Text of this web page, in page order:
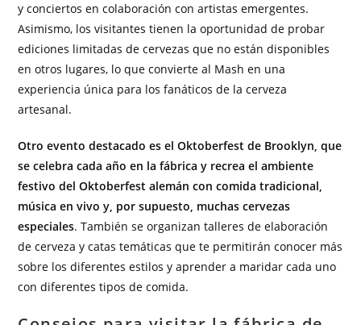
y conciertos en colaboración con artistas emergentes.
Asimismo, los visitantes tienen la oportunidad de probar
ediciones limitadas de cervezas que no están disponibles
en otros lugares, lo que convierte al Mash en una
experiencia única para los fanáticos de la cerveza
artesanal.
Otro evento destacado es el Oktoberfest de Brooklyn, que
se celebra cada año en la fábrica y recrea el ambiente
festivo del Oktoberfest alemán con comida tradicional,
música en vivo y, por supuesto, muchas cervezas
especiales. También se organizan talleres de elaboración
de cerveza y catas temáticas que te permitirán conocer más
sobre los diferentes estilos y aprender a maridar cada uno
con diferentes tipos de comida.